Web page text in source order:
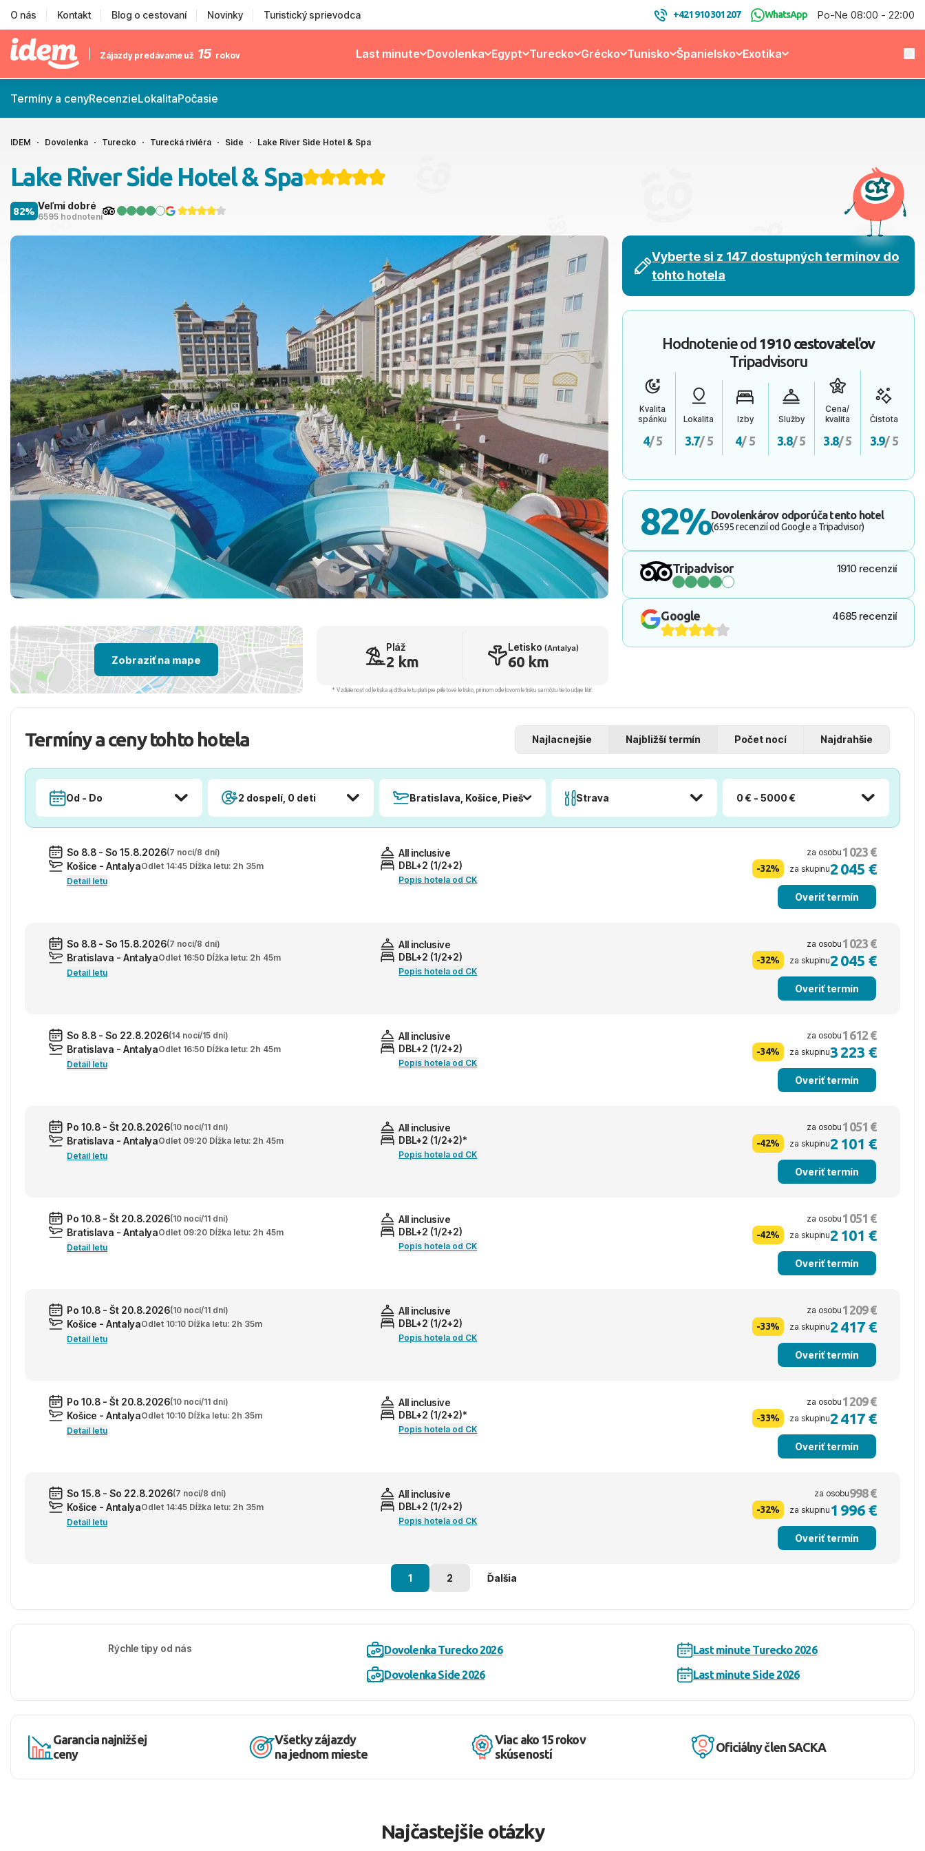
O nás Kontakt Blog o cestovaní Novinky Turistický sprievodca +421 910 301 207 WhatsApp Po-Ne 08:00 - 22:00
Zájazdy predávame už 15 rokov Last minute Dovolenka Egypt Turecko Grécko Tunisko Španielsko Exotika
Termíny a cenyRecenzieLokalitaPočasie
IDEM Dovolenka Turecko Turecká riviéra Side Lake River Side Hotel & Spa
Lake River Side Hotel & Spa
Veľmi dobré
6595 hodnotení
82%
Vyberte si z 147 dostupných termínov do
tohto hotela
Hodnotenie od 1910 cestovateľov
Tripadvisoru
Kvalita
spánku
4/ 5
Lokalita
3.7/ 5
Izby
4/ 5
Služby
3.8/ 5
Cena/
kvalita
3.8/ 5
Čistota
3.9/ 5
82%Dovolenkárov odporúča tento hotel
(6595 recenzií od Google a Tripadvisor)
Tripadvisor 1910 recenzií
Google 4685 recenzií
Zobraziť na mape
Pláž
2 km
Letisko(Antalya)
60 km
* Vzdialenosť od letiska aj dľžka letu platí pre príletové letisko, pri inom odletovom letisku sa môžu tieto údaje líšiť.
Termíny a ceny tohto hotela Najlacnejšie Najbližší termín Počet nocí Najdrahšie
Od - Do 2 dospelí, 0 deti Bratislava, Košice, Piešťany, PopradStrava 0 € - 5000 €
So 8.8 - So 15.8.2026(7 nocí/8 dní)
Košice - AntalyaOdlet 14:45 Dĺžka letu: 2h 35m
Detail letu
All inclusive
DBL+2 (1/2+2)
Popis hotela od CK
za osobu 1 023 €
-32% za skupinu2 045 €
Overiť termín
So 8.8 - So 15.8.2026(7 nocí/8 dní)
Bratislava - AntalyaOdlet 16:50 Dĺžka letu: 2h 45m
Detail letu
All inclusive
DBL+2 (1/2+2)
Popis hotela od CK
za osobu 1 023 €
-32% za skupinu2 045 €
Overiť termín
So 8.8 - So 22.8.2026(14 nocí/15 dní)
Bratislava - AntalyaOdlet 16:50 Dĺžka letu: 2h 45m
Detail letu
All inclusive
DBL+2 (1/2+2)
Popis hotela od CK
za osobu 1 612 €
-34% za skupinu3 223 €
Overiť termín
Po 10.8 - Št 20.8.2026(10 nocí/11 dní)
Bratislava - AntalyaOdlet 09:20 Dĺžka letu: 2h 45m
Detail letu
All inclusive
DBL+2 (1/2+2)*
Popis hotela od CK
za osobu 1 051 €
-42% za skupinu2 101 €
Overiť termín
Po 10.8 - Št 20.8.2026(10 nocí/11 dní)
Bratislava - AntalyaOdlet 09:20 Dĺžka letu: 2h 45m
Detail letu
All inclusive
DBL+2 (1/2+2)
Popis hotela od CK
za osobu 1 051 €
-42% za skupinu2 101 €
Overiť termín
Po 10.8 - Št 20.8.2026(10 nocí/11 dní)
Košice - AntalyaOdlet 10:10 Dĺžka letu: 2h 35m
Detail letu
All inclusive
DBL+2 (1/2+2)
Popis hotela od CK
za osobu 1 209 €
-33% za skupinu2 417 €
Overiť termín
Po 10.8 - Št 20.8.2026(10 nocí/11 dní)
Košice - AntalyaOdlet 10:10 Dĺžka letu: 2h 35m
Detail letu
All inclusive
DBL+2 (1/2+2)*
Popis hotela od CK
za osobu 1 209 €
-33% za skupinu2 417 €
Overiť termín
So 15.8 - So 22.8.2026(7 nocí/8 dní)
Košice - AntalyaOdlet 14:45 Dĺžka letu: 2h 35m
Detail letu
All inclusive
DBL+2 (1/2+2)
Popis hotela od CK
za osobu998 €
-32% za skupinu 1 996 €
Overiť termín
1 2 Ďalšia
Rýchle tipy od nás Dovolenka Turecko 2026
Last minute Turecko 2026
Dovolenka Side 2026
Last minute Side 2026
Garancia najnižšej
ceny
Všetky zájazdy
na jednom mieste
Viac ako 15 rokov
skúseností
Oficiálny člen SACKA
Najčastejšie otázky